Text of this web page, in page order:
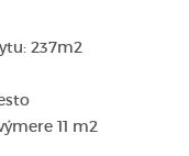
237m2
11 m2